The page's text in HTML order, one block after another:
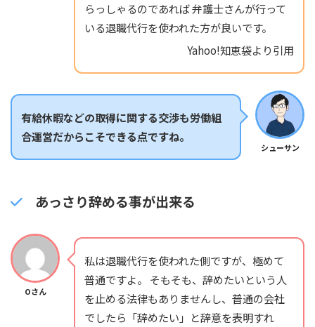
らっしゃるのであれば 弁護士さんが行って
いる退職代行を使われた方が良いです。
Yahoo!知恵袋より引用
シューサン
有給休暇などの取得に関する交渉も労働組
合運営だからこそできる点ですね。
あっさり辞める事が出来る
Oさん
私は退職代行を使われた側ですが、極めて
普通ですよ。 そもそも、辞めたいという人
を止める法律もありませんし、普通の会社
でしたら「辞めたい」と辞意を表明すれ